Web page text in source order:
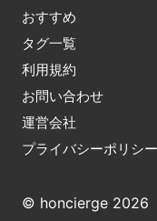
おすすめ
タグ一覧
利用規約
お問い合わせ
運営会社
プライバシーポリシー
© honcierge 2026